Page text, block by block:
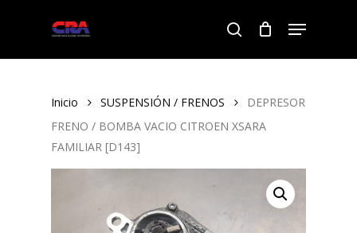
search
Menu
Inicio SUSPENSIÓN / FRENOS
DEPRESOR
FRENO / BOMBA VACIO CITROEN XSARA
FAMILIAR [D143]